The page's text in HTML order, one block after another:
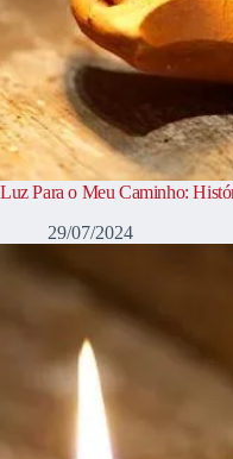
Luz Para o Meu Caminho:
29/07/2024